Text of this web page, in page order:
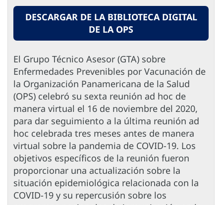
DESCARGAR DE LA BIBLIOTECA DIGITAL
DE LA OPS
El Grupo Técnico Asesor (GTA) sobre
Enfermedades Prevenibles por Vacunación de
la Organización Panamericana de la Salud
(OPS) celebró su sexta reunión ad hoc de
manera virtual el 16 de noviembre del 2020,
para dar seguimiento a la última reunión ad
hoc celebrada tres meses antes de manera
virtual sobre la pandemia de COVID-19. Los
objetivos específicos de la reunión fueron
proporcionar una actualización sobre la
situación epidemiológica relacionada con la
COVID-19 y su repercusión sobre los